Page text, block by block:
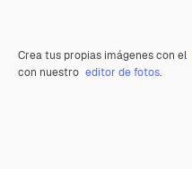
Crea tus propias imágenes con el
con nuestro editor de fotos.